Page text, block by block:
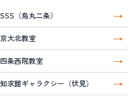
SSS（烏丸二条）
京大北教室
四条西院教室
知求館ギャラクシー（伏見）